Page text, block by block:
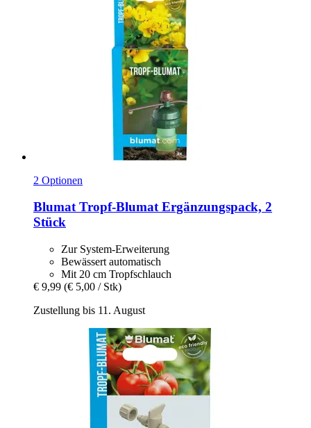
2 Optionen
BlumatTropf-​Blumat Ergänzungspack, 2
Stück
Zur System-Erweiterung
Bewässert automatisch
Mit 20 cm Tropfschlauch
€ 9,99 (€ 5,00 / Stk)
Zustellung bis 11. August